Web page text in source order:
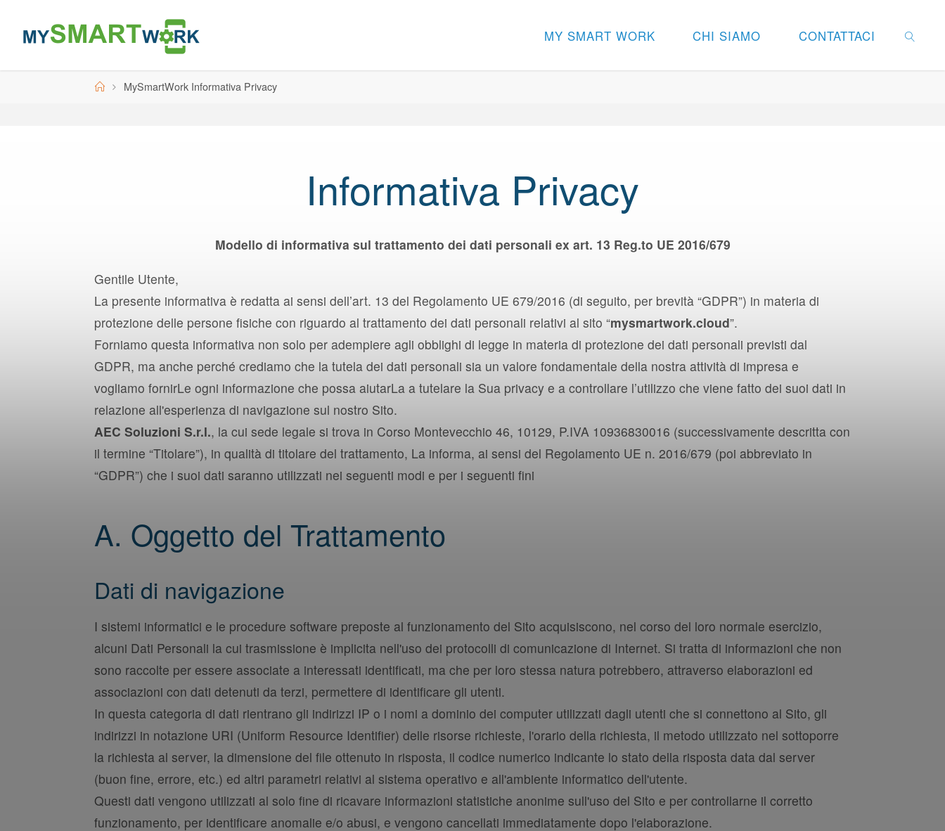
content
MY SMART WORK CHI SIAMO CONTATTACI
HomeMySmartWork Informativa Privacy
Informativa Privacy
Modello di informativa sul trattamento dei dati personali ex art. 13 Reg.to UE 2016/679
Gentile Utente,
La presente informativa è redatta ai sensi dell’art. 13 del Regolamento UE 679/2016 (di seguito, per brevità “GDPR”) in materia di
protezione delle persone fisiche con riguardo al trattamento dei dati personali relativi al sito “mysmartwork.cloud”.
Forniamo questa informativa non solo per adempiere agli obblighi di legge in materia di protezione dei dati personali previsti dal
GDPR, ma anche perché crediamo che la tutela dei dati personali sia un valore fondamentale della nostra attività di impresa e
vogliamo fornirLe ogni informazione che possa aiutarLa a tutelare la Sua privacy e a controllare l’utilizzo che viene fatto dei suoi dati in
relazione all'esperienza di navigazione sul nostro Sito.
AEC Soluzioni S.r.l., la cui sede legale si trova in Corso Montevecchio 46, 10129, P.IVA 10936830016 (successivamente descritta con
il termine “Titolare”), in qualità di titolare del trattamento, La informa, ai sensi del Regolamento UE n. 2016/679 (poi abbreviato in
“GDPR”) che i suoi dati saranno utilizzati nei seguenti modi e per i seguenti fini
A. Oggetto del Trattamento
Dati di navigazione
I sistemi informatici e le procedure software preposte al funzionamento del Sito acquisiscono, nel corso del loro normale esercizio,
alcuni Dati Personali la cui trasmissione è implicita nell'uso dei protocolli di comunicazione di Internet. Si tratta di informazioni che non
sono raccolte per essere associate a interessati identificati, ma che per loro stessa natura potrebbero, attraverso elaborazioni ed
associazioni con dati detenuti da terzi, permettere di identificare gli utenti.
In questa categoria di dati rientrano gli indirizzi IP o i nomi a dominio dei computer utilizzati dagli utenti che si connettono al Sito, gli
indirizzi in notazione URI (Uniform Resource Identifier) delle risorse richieste, l'orario della richiesta, il metodo utilizzato nel sottoporre
la richiesta al server, la dimensione del file ottenuto in risposta, il codice numerico indicante lo stato della risposta data dal server
(buon fine, errore, etc.) ed altri parametri relativi al sistema operativo e all'ambiente informatico dell'utente.
Questi dati vengono utilizzati al solo fine di ricavare informazioni statistiche anonime sull'uso del Sito e per controllarne il corretto
funzionamento, per identificare anomalie e/o abusi, e vengono cancellati immediatamente dopo l'elaborazione.